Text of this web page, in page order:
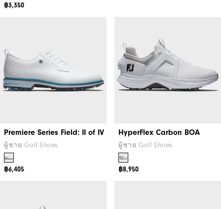
฿3,350
Premiere Series Field: II of IV
ผู้ชาย Golf Shoes
฿6,405
HyperFlex Carbon BOA
ผู้ชาย Golf Shoes
฿8,950